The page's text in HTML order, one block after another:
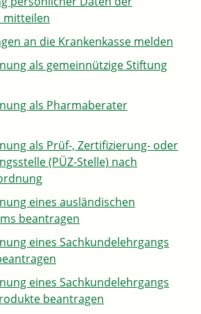
mitteilen
an die Krankenkasse melden
als gemeinnützige Stiftung
als Pharmaberater
als Prüf-, Zertifizierung- oder
(PÜZ-Stelle) nach
eines ausländischen
beantragen
eines Sachkundelehrgangs
eines Sachkundelehrgangs
beantragen